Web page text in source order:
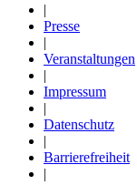
|
Presse
|
Veranstaltungen
|
Impressum
|
Datenschutz
|
Barrierefreiheit
|